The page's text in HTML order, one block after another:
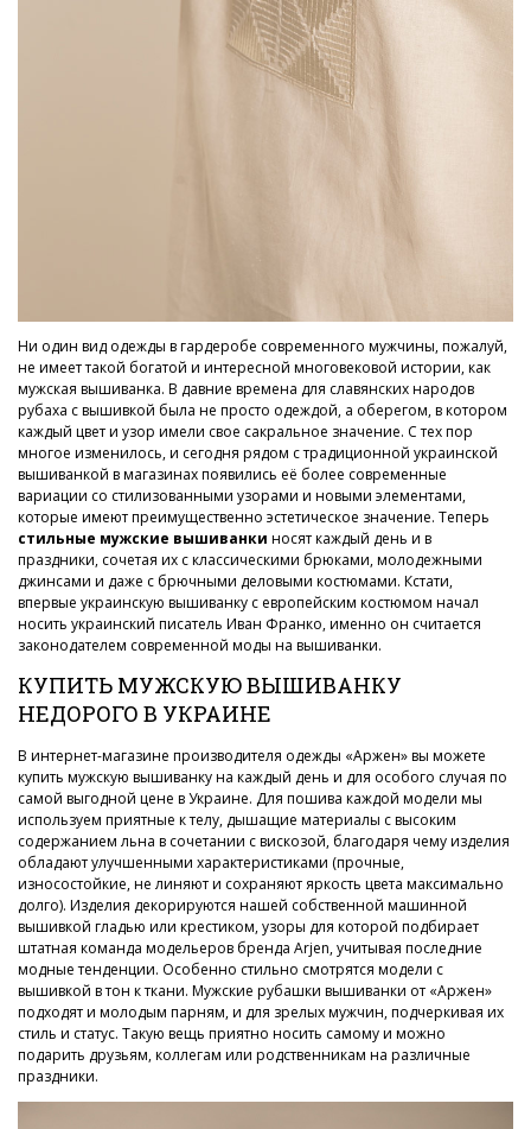
Ни один вид одежды в гардеробе современного мужчины, пожалуй,
не имеет такой богатой и интересной многовековой истории, как
мужская вышиванка. В давние времена для славянских народов
рубаха с вышивкой была не просто одеждой, а оберегом, в котором
каждый цвет и узор имели свое сакральное значение. С тех пор
многое изменилось, и сегодня рядом с традиционной украинской
вышиванкой в магазинах появились её более современные
вариации со стилизованными узорами и новыми элементами,
которые имеют преимущественно эстетическое значение. Теперь
стильные мужские вышиванки носят каждый день и в
праздники, сочетая их с классическими брюками, молодежными
джинсами и даже с брючными деловыми костюмами. Кстати,
впервые украинскую вышиванку с европейским костюмом начал
носить украинский писатель Иван Франко, именно он считается
законодателем современной моды на вышиванки.
КУПИТЬ МУЖСКУЮ ВЫШИВАНКУ
НЕДОРОГО В УКРАИНЕ
В интернет-магазине производителя одежды «Аржен» вы можете
купить мужскую вышиванку на каждый день и для особого случая по
самой выгодной цене в Украине. Для пошива каждой модели мы
используем приятные к телу, дышащие материалы с высоким
содержанием льна в сочетании с вискозой, благодаря чему изделия
обладают улучшенными характеристиками (прочные,
износостойкие, не линяют и сохраняют яркость цвета максимально
долго). Изделия декорируются нашей собственной машинной
вышивкой гладью или крестиком, узоры для которой подбирает
штатная команда модельеров бренда Arjen, учитывая последние
модные тенденции. Особенно стильно смотрятся модели с
вышивкой в тон к ткани. Мужские рубашки вышиванки от «Аржен»
подходят и молодым парням, и для зрелых мужчин, подчеркивая их
стиль и статус. Такую вещь приятно носить самому и можно
подарить друзьям, коллегам или родственникам на различные
праздники.